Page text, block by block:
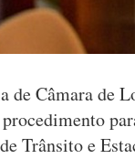
de Câmara de
Trânsito e